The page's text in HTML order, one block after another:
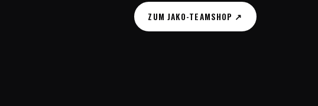
ZUM JAKO-TEAMSHOP ↗